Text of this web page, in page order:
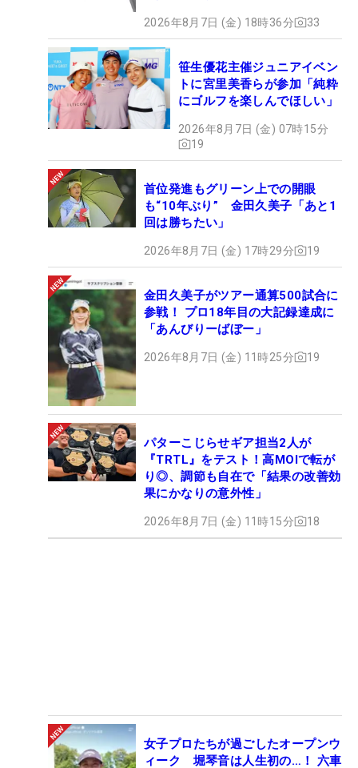
2026年8月7日 (金) 18時36分 33
笹生優花主催ジュニアイベン
トに宮里美香らが参加「純粋
にゴルフを楽しんでほしい」
2026年8月7日 (金) 07時15分
19
首位発進もグリーン上での開眼
も“10年ぶり” 金田久美子「あと1
回は勝ちたい」
2026年8月7日 (金) 17時29分 19
金田久美子がツアー通算500試合に
参戦！ プロ18年目の大記録達成に
「あんびりーばぼー」
2026年8月7日 (金) 11時25分 19
パターこじらせギア担当2人が
『TRTL』をテスト！高MOIで転が
り◎、調節も自在で「結果の改善効
果にかなりの意外性」
2026年8月7日 (金) 11時15分 18
女子プロたちが過ごしたオープンウ
ィーク 堀琴音は人生初の…！ 六車